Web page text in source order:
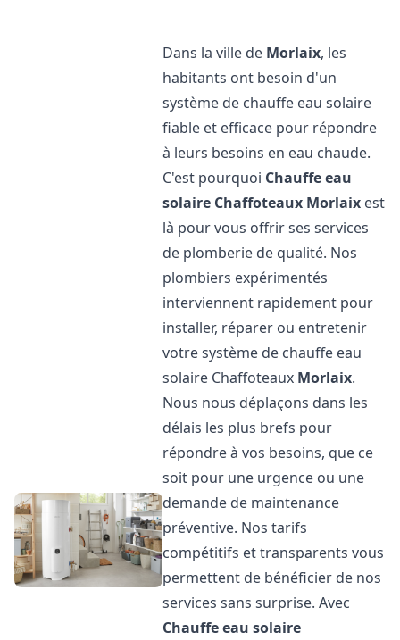
Dans la ville de Morlaix, les
habitants ont besoin d'un
système de chauffe eau solaire
fiable et efficace pour répondre
à leurs besoins en eau chaude.
C'est pourquoi Chauffe eau
solaire Chaffoteaux Morlaix est
là pour vous offrir ses services
de plomberie de qualité. Nos
plombiers expérimentés
interviennent rapidement pour
installer, réparer ou entretenir
votre système de chauffe eau
solaire Chaffoteaux Morlaix.
Nous nous déplaçons dans les
délais les plus brefs pour
répondre à vos besoins, que ce
soit pour une urgence ou une
demande de maintenance
préventive. Nos tarifs
compétitifs et transparents vous
permettent de bénéficier de nos
services sans surprise. Avec
Chauffe eau solaire